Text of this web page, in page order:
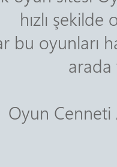
hızlı
bu oyunları
arada
Oyun Cenneti